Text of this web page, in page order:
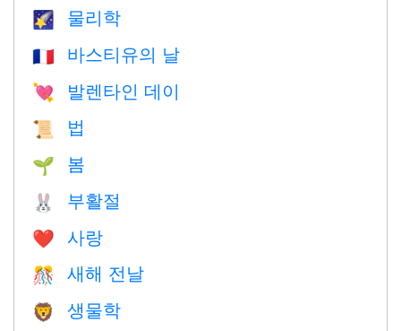
🌠 물리학
🇫🇷 바스티유의 날
💘 발렌타인 데이
📜 법
🌱 봄
🐰 부활절
❤️️ 사랑
🎊 새해 전날
🦁 생물학